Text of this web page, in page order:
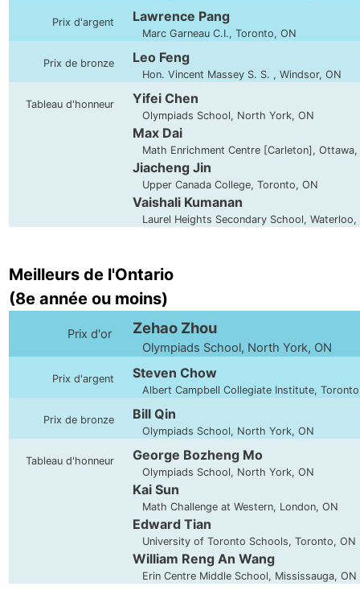
Prix d'argent Lawrence Pang
Marc Garneau C.I., Toronto, ON
Prix de bronze Leo Feng
Hon. Vincent Massey S. S. , Windsor, ON
Tableau d'honneur Yifei Chen
Olympiads School, North York, ON
Max Dai
Math Enrichment Centre [Carleton], Ottawa,
Jiacheng Jin
Upper Canada College, Toronto, ON
Vaishali Kumanan
Laurel Heights Secondary School, Waterloo,
Meilleurs de l'Ontario
(8e année ou moins)
Prix d'or Zehao Zhou
Olympiads School, North York, ON
Prix d'argent Steven Chow
Albert Campbell Collegiate Institute,
Prix de bronze Bill Qin
Olympiads School, North York, ON
Tableau d'honneur George Bozheng Mo
Olympiads School, North York, ON
Kai Sun
Math Challenge at Western, London, ON
Edward Tian
University of Toronto Schools, Toronto, ON
William Reng An Wang
Erin Centre Middle School, Mississauga, ON